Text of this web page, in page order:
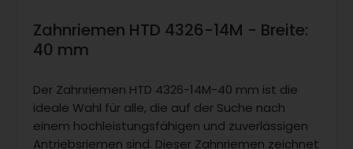
Zahnriemen HTD 4326-14M - Breite:
40 mm
Der Zahnriemen HTD 4326-14M-40 mm ist die
ideale Wahl für alle, die auf der Suche nach
einem hochleistungsfähigen und zuverlässigen
Antriebsriemen sind. Dieser Zahnriemen zeichnet